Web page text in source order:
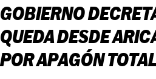
GOBIERNO
QUEDA DESDE
POR APAGÓN